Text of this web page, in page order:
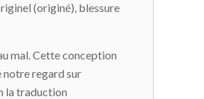
(originé), blessure
mal. Cette conception
notre regard sur
la traduction